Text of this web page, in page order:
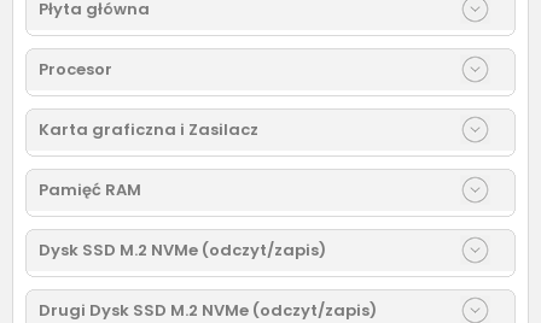
Płyta główna
Procesor
Karta graficzna i Zasilacz
Pamięć RAM
Dysk SSD M.2 NVMe (odczyt/zapis)
Drugi Dysk SSD M.2 NVMe (odczyt/zapis)